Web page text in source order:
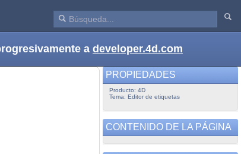
a developer.4d.com
PROPIEDADES
Producto: 4D
Tema: Editor de etiquetas
CONTENIDO DE LA PÁGINA